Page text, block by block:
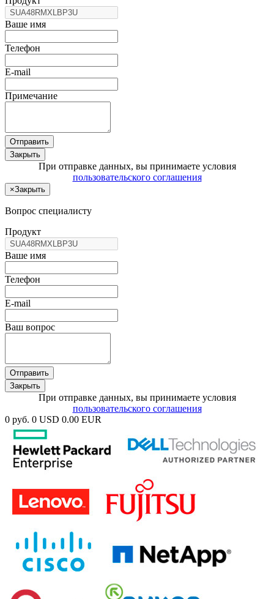
Ваше имя
Телефон
E-mail
Примечание
Отправить
Закрыть
При отправке данных, вы принимаете условия
пользовательского соглашения
×Закрыть
Вопрос специалисту
Продукт
Ваше имя
Телефон
E-mail
Ваш вопрос
Отправить
Закрыть
При отправке данных, вы принимаете условия
пользовательского соглашения
0 руб. 0 USD 0.00 EUR